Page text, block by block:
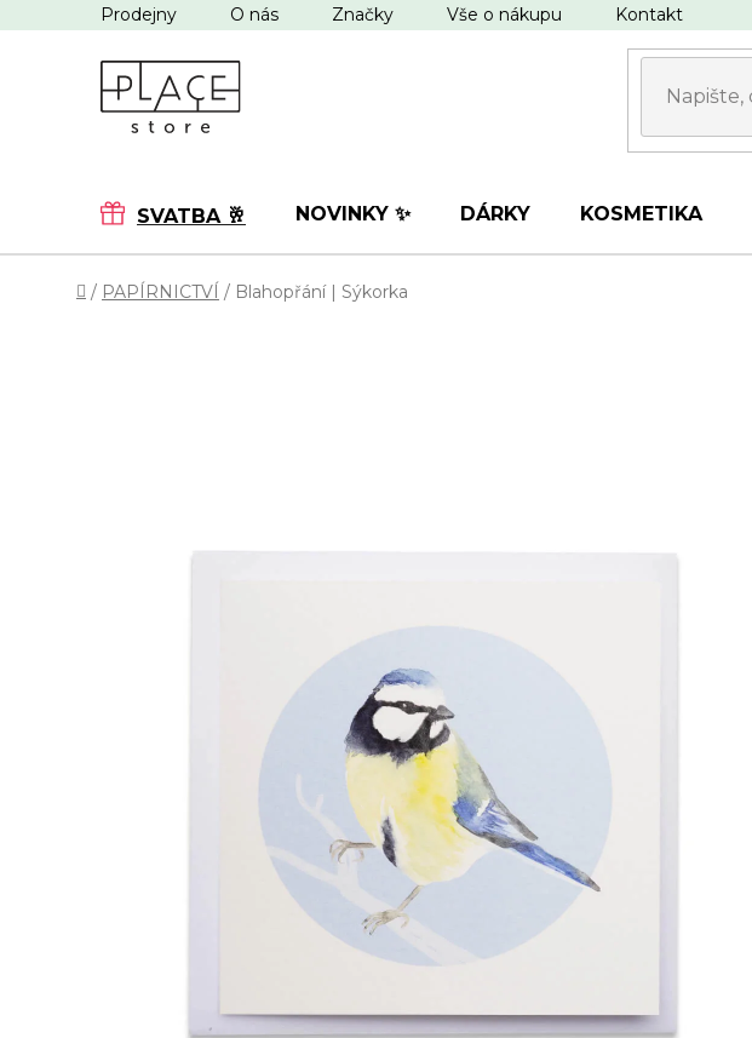
na
Prodejny O nás Značky Vše o nákupu Kontakt
SVATBA 🥂 NOVINKY ✨ DÁRKY KOSMETIKA
Domů
/ PAPÍRNICTVÍ / Blahopřání | Sýkorka